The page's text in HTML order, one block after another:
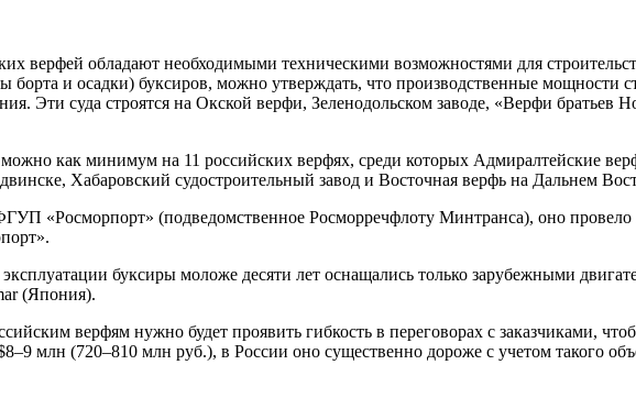
верфей обладают необходимыми техническими возможностями для
и осадки) буксиров, можно утверждать, что производственные мощности
Эти суда строятся на Окской верфи, Зеленодольском заводе, «Верфи
как минимум на 11 российских верфях, среди которых Адмиралтейские
Хабаровский судостроительный завод и Восточная верфь на Дальнем
«Росморпорт» (подведомственное Росморречфлоту Минтранса), оно провело
буксиры моложе десяти лет оснащались только зарубежными
(Япония).
верфям нужно будет проявить гибкость в переговорах с заказчиками,
млн (720–810 млн руб.), в России оно существенно дороже с учетом такого